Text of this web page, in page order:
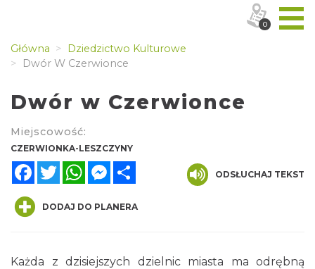
Główna
Dziedzictwo Kulturowe
Dwór W Czerwionce
Dwór w Czerwionce
Miejscowość:
CZERWIONKA-LESZCZYNY
FacebookTwitterWhatsAppMessenger
ODSŁUCHAJ TEKST
DODAJ DO PLANERA
Każda z dzisiejszych dzielnic miasta ma odrębną
0